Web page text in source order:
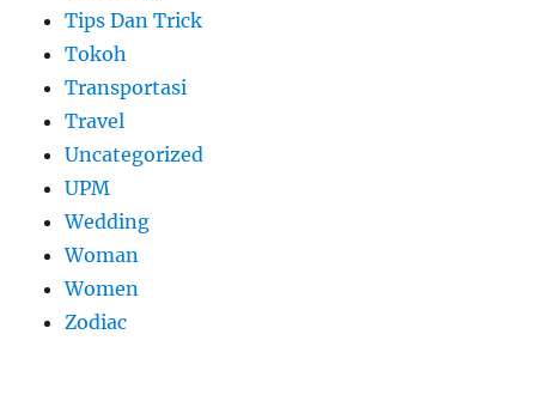
Tips Dan Trick
Tokoh
Transportasi
Travel
Uncategorized
UPM
Wedding
Woman
Women
Zodiac